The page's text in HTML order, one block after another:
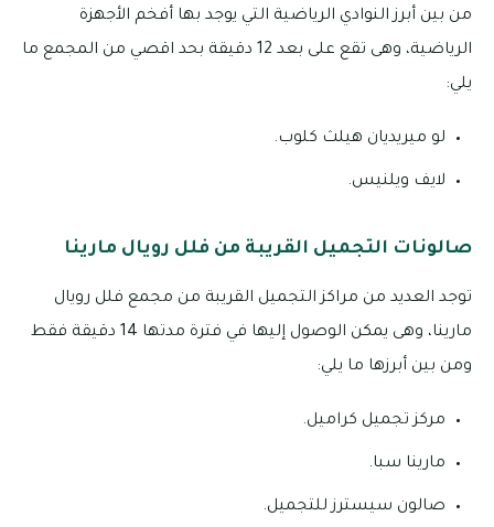
من بين أبرز النوادي الرياضية التي يوجد بها أفخم الأجهزة
الرياضية، وهى تقع على بعد 12 دقيقة بحد اقصي من المجمع ما
يلي:
لو ميريديان هيلث كلوب.
لايف ويلنيس.
صالونات التجميل القريبة من فلل رويال مارينا
توجد العديد من مراكز التجميل القريبة من مجمع فلل رويال
مارينا، وهى يمكن الوصول إليها في فترة مدتها 14 دقيقة فقط
ومن بين أبرزها ما يلي:
مركز تجميل كراميل.
مارينا سبا.
صالون سيسترز للتجميل.